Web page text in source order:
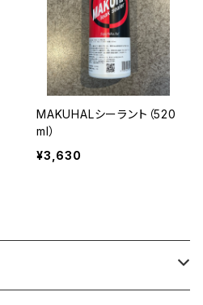
MAKUHALシーラント（520
ml）
¥3,630